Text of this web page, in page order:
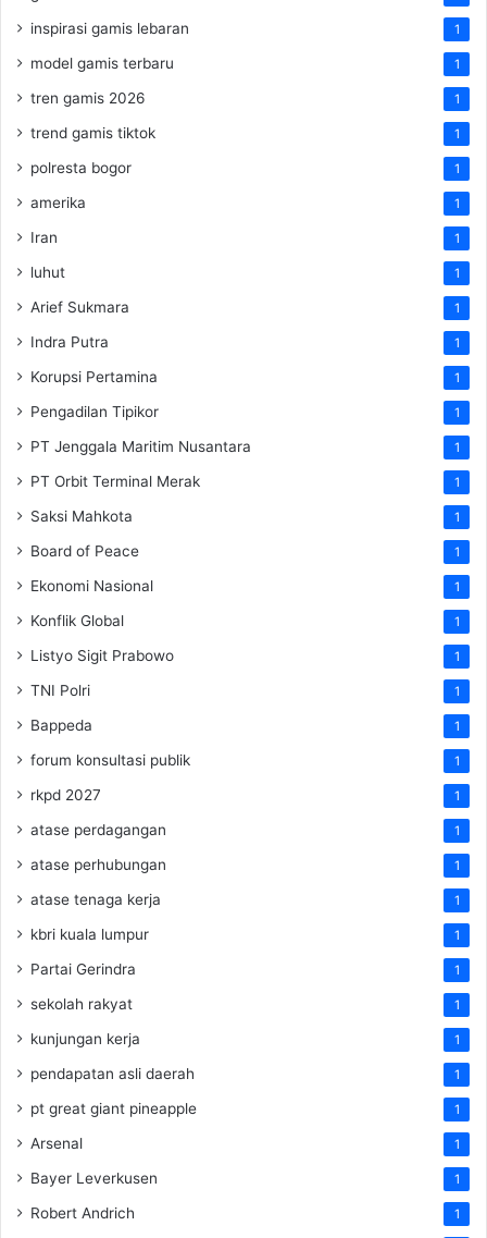
inspirasi gamis lebaran 1
model gamis terbaru 1
tren gamis 2026 1
trend gamis tiktok 1
polresta bogor 1
amerika 1
Iran 1
luhut 1
Arief Sukmara 1
Indra Putra 1
Korupsi Pertamina 1
Pengadilan Tipikor 1
PT Jenggala Maritim Nusantara 1
PT Orbit Terminal Merak 1
Saksi Mahkota 1
Board of Peace 1
Ekonomi Nasional 1
Konflik Global 1
Listyo Sigit Prabowo 1
TNI Polri 1
Bappeda 1
forum konsultasi publik 1
rkpd 2027 1
atase perdagangan 1
atase perhubungan 1
atase tenaga kerja 1
kbri kuala lumpur 1
Partai Gerindra 1
sekolah rakyat 1
kunjungan kerja 1
pendapatan asli daerah 1
pt great giant pineapple 1
Arsenal 1
Bayer Leverkusen 1
Robert Andrich 1